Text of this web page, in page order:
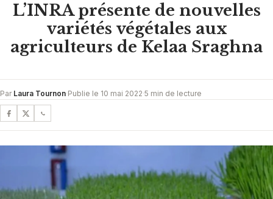
L’INRA présente de nouvelles
variétés végétales aux
agriculteurs de Kelaa Sraghna
Par Laura Tournon·Publie le 10 mai 2022·5 min de lecture